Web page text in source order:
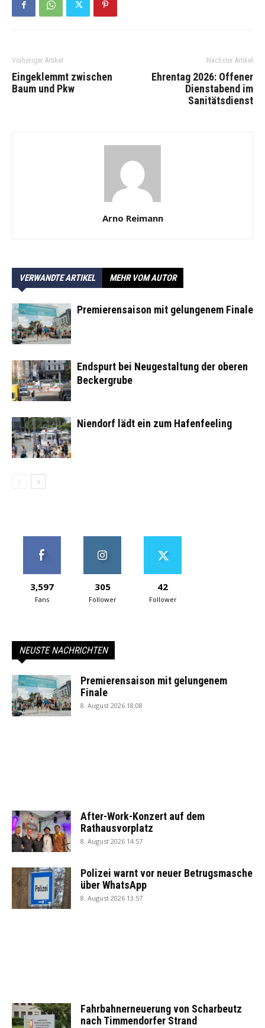
Vorheriger Artikel
Eingeklemmt zwischen
Baum und Pkw
Nächster Artikel
Ehrentag 2026: Offener
Dienstabend im
Sanitätsdienst
Arno Reimann
VERWANDTE ARTIKEL MEHR VOM AUTOR
Premierensaison mit gelungenem Finale
Endspurt bei Neugestaltung der oberen
Beckergrube
Niendorf lädt ein zum Hafenfeeling
3,597
Fans
305
Follower
42
Follower
NEUSTE NACHRICHTEN
Premierensaison mit gelungenem
Finale
8. August 2026 18:08
After-Work-Konzert auf dem
Rathausvorplatz
8. August 2026 14:57
Polizei warnt vor neuer Betrugsmasche
über WhatsApp
8. August 2026 13:57
Fahrbahnerneuerung von Scharbeutz
nach Timmendorfer Strand